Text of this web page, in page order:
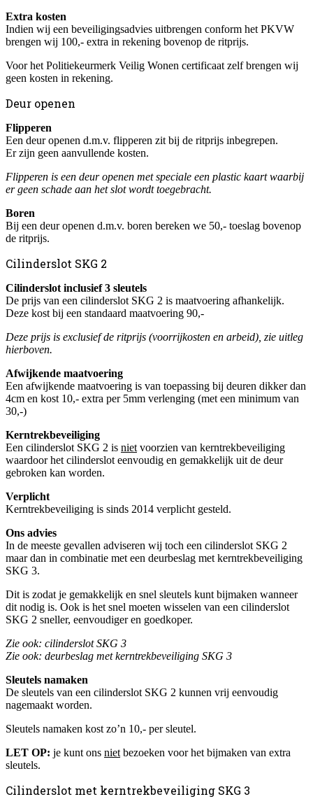
Extra kosten
Indien wij een beveiligingsadvies uitbrengen conform het PKVW
brengen wij 100,- extra in rekening bovenop de ritprijs.
Voor het Politiekeurmerk Veilig Wonen certificaat zelf brengen wij
geen kosten in rekening.
Deur openen
Flipperen
Een deur openen d.m.v. flipperen zit bij de ritprijs inbegrepen.
Er zijn geen aanvullende kosten.
Flipperen is een deur openen met speciale een plastic kaart waarbij
er geen schade aan het slot wordt toegebracht.
Boren
Bij een deur openen d.m.v. boren bereken we 50,- toeslag bovenop
de ritprijs.
Cilinderslot SKG 2
Cilinderslot inclusief 3 sleutels
De prijs van een cilinderslot SKG 2 is maatvoering afhankelijk.
Deze kost bij een standaard maatvoering 90,-
Deze prijs is exclusief de ritprijs (voorrijkosten en arbeid), zie uitleg
hierboven.
Afwijkende maatvoering
Een afwijkende maatvoering is van toepassing bij deuren dikker dan
4cm en kost 10,- extra per 5mm verlenging (met een minimum van
30,-)
Kerntrekbeveiliging
Een cilinderslot SKG 2 is niet voorzien van kerntrekbeveiliging
waardoor het cilinderslot eenvoudig en gemakkelijk uit de deur
gebroken kan worden.
Verplicht
Kerntrekbeveiliging is sinds 2014 verplicht gesteld.
Ons advies
In de meeste gevallen adviseren wij toch een cilinderslot SKG 2
maar dan in combinatie met een deurbeslag met kerntrekbeveiliging
SKG 3.
Dit is zodat je gemakkelijk en snel sleutels kunt bijmaken wanneer
dit nodig is. Ook is het snel moeten wisselen van een cilinderslot
SKG 2 sneller, eenvoudiger en goedkoper.
Zie ook: cilinderslot SKG 3
Zie ook: deurbeslag met kerntrekbeveiliging SKG 3
Sleutels namaken
De sleutels van een cilinderslot SKG 2 kunnen vrij eenvoudig
nagemaakt worden.
Sleutels namaken kost zo’n 10,- per sleutel.
LET OP: je kunt ons niet bezoeken voor het bijmaken van extra
sleutels.
Cilinderslot met kerntrekbeveiliging SKG 3